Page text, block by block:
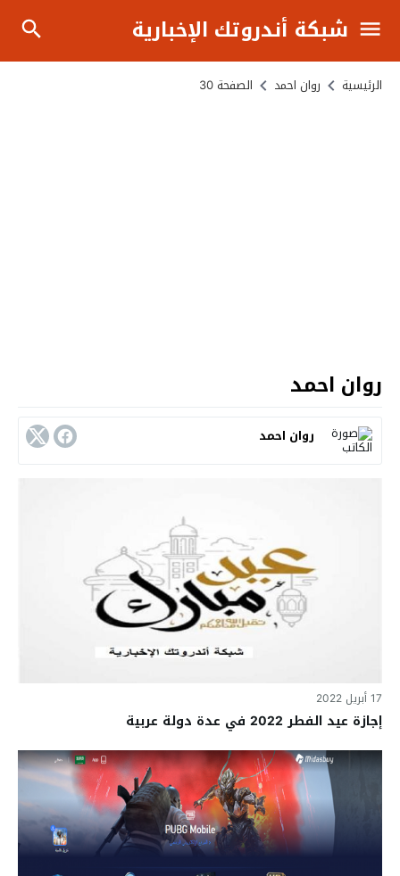
شبكة أندروتك الإخبارية
الرئيسية روان احمد الصفحة 30
روان احمد
روان احمد
17 أبريل 2022
إجازة عيد الفطر 2022 في عدة دولة عربية